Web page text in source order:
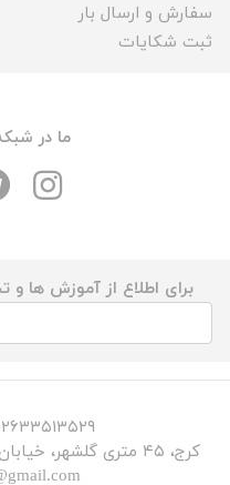
سفارش و ارسال بار
ثبت شکایات
ما در
برای اطلاع از آموزش ها و
۰۲۶۳۳۵۱۳۵۲۹ -
کرج، ۴۵ متری گلشهر، خیابان کوکب شرقی، عکس و فیلم مکث